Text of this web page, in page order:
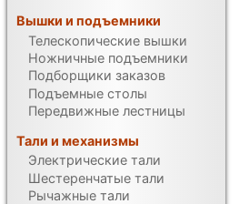
Вышки и подъемники
Телескопические вышки
Ножничные подъемники
Подборщики заказов
Подъемные столы
Передвижные лестницы
Тали и механизмы
Электрические тали
Шестеренчатые тали
Рычажные тали